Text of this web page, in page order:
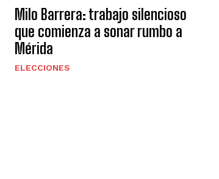
Milo Barrera: trabajo silencioso
que comienza a sonar rumbo a
Mérida
ELECCIONES